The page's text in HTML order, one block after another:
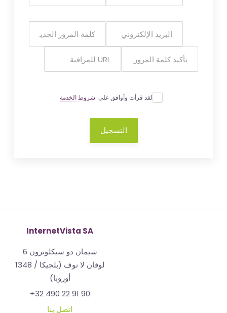
لقد قرأت وأوافق علىشروط الخدمة
التسجيل
InternetVista SA
شيمان دو سيكلوترون 6
1348 لوفان لا نوف (بلجيكا /
أوروبا)
+32 490 22 91 90
اتصل بنا